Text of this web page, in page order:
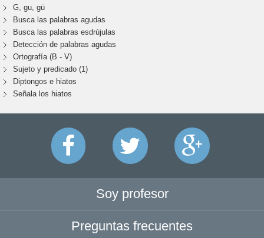
G, gu, gü
Busca las palabras agudas
Busca las palabras esdrújulas
Detección de palabras agudas
Ortografía (B - V)
Sujeto y predicado (1)
Diptongos e hiatos
Señala los hiatos
Soy profesor
Preguntas frecuentes